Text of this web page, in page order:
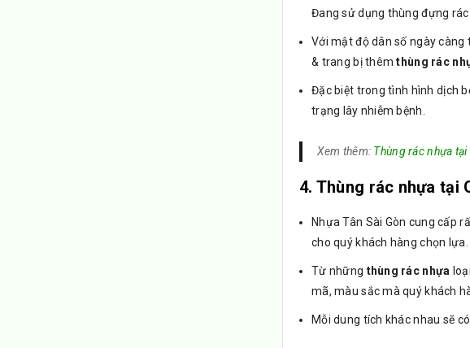
Đang sử dụng thùng đựng rác
Với mật độ dân số ngày
& trang bị thêmthùng rác
Đặc biệt trong tình hình dịch
trạng lây nhiễm bệnh.
Xem thêm: Thùng rác nhựa tại
4. Thùng rác nhựa tại
Nhựa Tân Sài Gòn cung cấp
cho quý khách hàng chọn lựa.
Từ những thùng rác nhựa
mã, màu sắc mà quý khách
Mỗi dung tích khác nhau sẽ